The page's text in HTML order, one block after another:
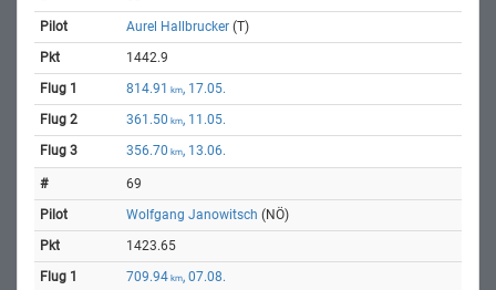
Aurel Hallbrucker (T)
1442.9
814.91 km, 17.05.
361.50 km, 11.05.
356.70 km, 13.06.
69
Wolfgang Janowitsch (NÖ)
1423.65
709.94 km, 07.08.